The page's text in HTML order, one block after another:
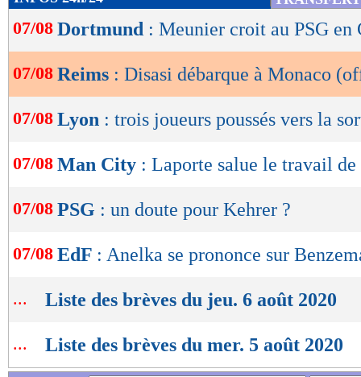
de
lecture
OK
07/08 Dortmund : Meunier croit au PSG en
07/08 Reims : Disasi débarque à Monaco
07/08 Lyon : trois joueurs poussés vers la
07/08 Man City : Laporte salue le travail
07/08 PSG : un doute pour Kehrer ?
07/08 EdF : Anelka se prononce sur
... Liste des brèves du jeu. 6 août 2020
... Liste des brèves du mer. 5 août 2020